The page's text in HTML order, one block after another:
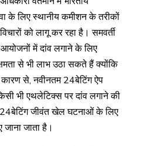
के लिए स्थानीय कमीशन के तरीकों
को लागू कर रहा है। समवर्ती
में दांव लगाने के लिए
से भी लाभ उठा सकते हैं क्योंकि
से, नवीनतम 24बेटिंग ऐप
भी एथलेटिक्स पर दांव लगाने की
जीवंत खेल घटनाओं के लिए
जाता है।